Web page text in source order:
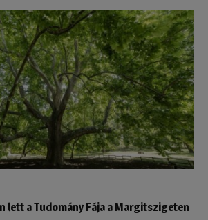
lett a Tudomány Fája a Margitszigeten